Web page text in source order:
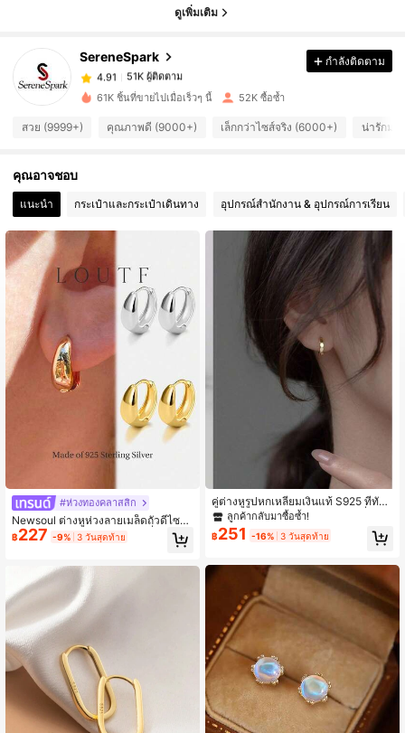
ดูเพิ่มเติม
SereneSpark
51K ผู้ติดตาม
4.91 51K ผู้ติดตาม
4.91 51K ผู้ติดตาม
51K ผู้ติดตาม
4.91
51K ผู้ติดตาม
4.91 51K ผู้ติดตาม
กำลังติดตาม
61K ชิ้นที่ขายไปเมื่อเร็วๆ นี้ 52K ซื้อซ้ำ
สวย (9999+) คุณภาพดี (9000+) เล็กกว่าไซส์จริง (6000+) น่ารักมา
คุณอาจชอบ
แนะนำ กระเป๋าและกระเป๋าเดินทาง อุปกรณ์สำนักงาน & อุปกรณ์การเรียน
#ห่วงทองคลาสสิก
Newsoul ต่างหูห่วงลายเมล็ดถั่วดีไซน์เ
อกลักษณ์ 1 คู่ สำหรับผู้หญิง เครื่องประดั
บเงินแท้ 925 ดีไซน์เรียบง่ายและโดดเด่
ณีต เหมาะเป็นของขวัญ
฿227 -9% 3 วันสุดท้าย
คู่ต่างหูรูปหกเหลี่ยมเงินแท้ S925 ที่ทันส
มัย ผิวมัน เรียบง่ายและหรูหรา เครื่องปร
ะดับ ของขวัญสำหรับผู้หญิง คู่รัก วันเกิด
วันครบรอบ การเดินทาง
ลูกค้ากลับมาซื้อซ้ำ!
฿251 -16% 3 วันสุดท้าย